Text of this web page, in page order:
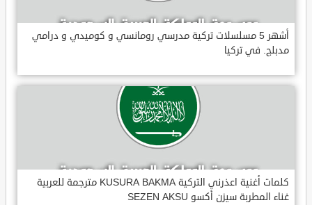
أشهر 5 مسلسلات تركية مدرسي رومانسي و كوميدي و درامي
مدبلج. في تركيا
كلمات أغنية اعذرني التركية KUSURA BAKMA مترجمة للعربية
غناء المطربة سيزن أكسو SEZEN AKSU